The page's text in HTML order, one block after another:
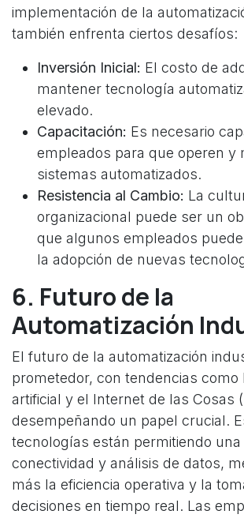
implementación de la
también enfrenta ciertos desafíos:
Inversión Inicial: El costo de
mantener tecnología
elevado.
Capacitación: Es necesario
empleados para que operen y
sistemas automatizados.
Resistencia al Cambio: La
organizacional puede ser un
que algunos empleados
la adopción de nuevas
6. Futuro de la
Automatización
El futuro de la automatización
prometedor, con tendencias como
artificial y el Internet de las Cosas
desempeñando un papel crucial.
tecnologías están permitiendo
conectividad y análisis de datos,
más la eficiencia operativa y la
decisiones en tiempo real. Las